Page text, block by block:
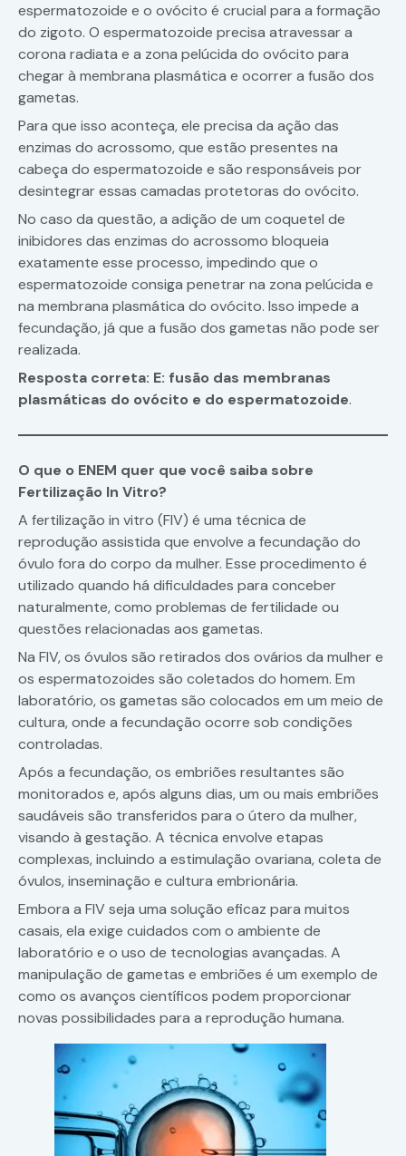
espermatozoide e o ovócito é crucial para a formação
do zigoto. O espermatozoide precisa atravessar a
corona radiata e a zona pelúcida do ovócito para
chegar à membrana plasmática e ocorrer a fusão dos
gametas.
Para que isso aconteça, ele precisa da ação das
enzimas do acrossomo, que estão presentes na
cabeça do espermatozoide e são responsáveis por
desintegrar essas camadas protetoras do ovócito.
No caso da questão, a adição de um coquetel de
inibidores das enzimas do acrossomo bloqueia
exatamente esse processo, impedindo que o
espermatozoide consiga penetrar na zona pelúcida e
na membrana plasmática do ovócito. Isso impede a
fecundação, já que a fusão dos gametas não pode ser
realizada.
Resposta correta: E: fusão das membranas
plasmáticas do ovócito e do espermatozoide.
O que o ENEM quer que você saiba sobre
Fertilização In Vitro?
A fertilização in vitro (FIV) é uma técnica de
reprodução assistida que envolve a fecundação do
óvulo fora do corpo da mulher. Esse procedimento é
utilizado quando há dificuldades para conceber
naturalmente, como problemas de fertilidade ou
questões relacionadas aos gametas.
Na FIV, os óvulos são retirados dos ovários da mulher e
os espermatozoides são coletados do homem. Em
laboratório, os gametas são colocados em um meio de
cultura, onde a fecundação ocorre sob condições
controladas.
Após a fecundação, os embriões resultantes são
monitorados e, após alguns dias, um ou mais embriões
saudáveis são transferidos para o útero da mulher,
visando à gestação. A técnica envolve etapas
complexas, incluindo a estimulação ovariana, coleta de
óvulos, inseminação e cultura embrionária.
Embora a FIV seja uma solução eficaz para muitos
casais, ela exige cuidados com o ambiente de
laboratório e o uso de tecnologias avançadas. A
manipulação de gametas e embriões é um exemplo de
como os avanços científicos podem proporcionar
novas possibilidades para a reprodução humana.